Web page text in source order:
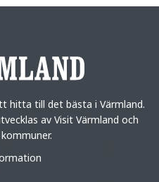
hitta till det bästa i Värmland.
av Visit Värmland och